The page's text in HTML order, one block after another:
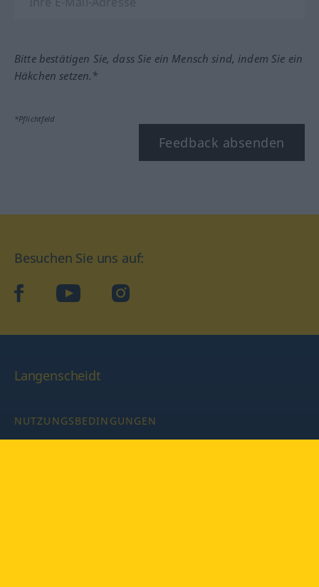
Bitte bestätigen Sie, dass Sie ein Mensch sind, indem Sie ein
Häkchen setzen.*
*Pflichtfeld
Feedback absenden
Besuchen Sie uns auf:
facebookYouTube Instagram
Langenscheidt
NUTZUNGSBEDINGUNGEN